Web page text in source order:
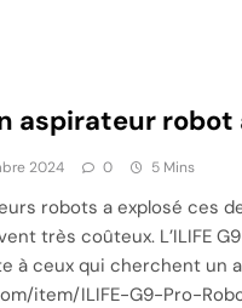
aspirateur
2024 0 5 Mins
robots a explosé ces
très coûteux. L’ILIFE
à ceux qui cherchent un
item/ILIFE-G9-Pro-